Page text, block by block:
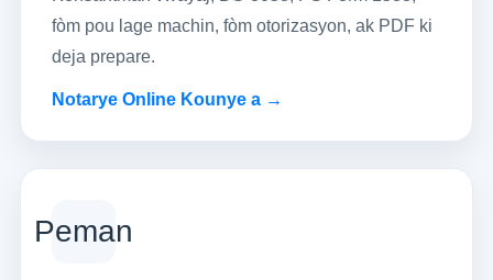
fòm pou lage machin, fòm otorizasyon, ak PDF ki
deja prepare.
Notarye Online Kounye a →
Peman